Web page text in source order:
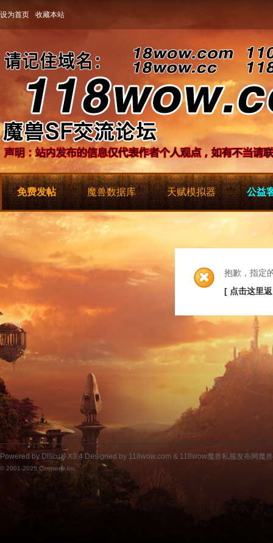
设为首页 收藏本站
免费发帖 魔兽数据库 天赋模拟器 公益
抱歉，指定
[ 点击这里
Powered by Discuz! X3.4 Designed by 118wow.com & 118wow魔兽私服发布网魔
© 2001-2025 Comsenz Inc.